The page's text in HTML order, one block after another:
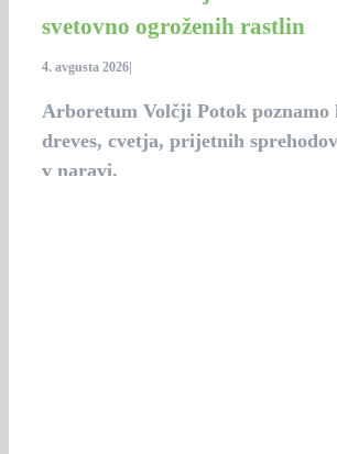
svetovno ogroženih rastlin
4. avgusta 2026
Arboretum Volčji Potok poznamo
dreves, cvetja, prijetnih
v naravi.